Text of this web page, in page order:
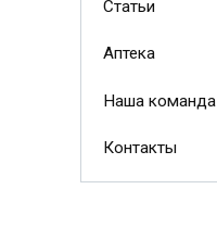
Статьи
Аптека
Наша команда
Контакты